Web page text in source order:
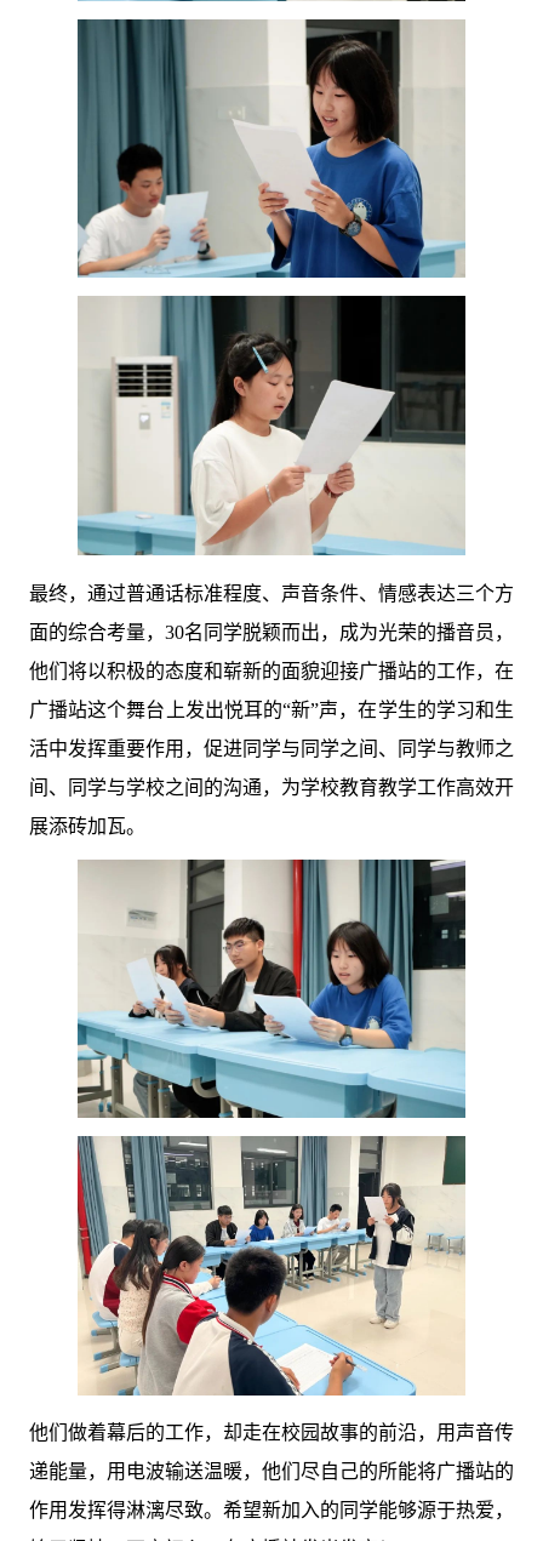
最终，通过普通话标准程度、声音条件、情感表达三个方
面的综合考量，30名同学脱颖而出，成为光荣的播音员，
他们将以积极的态度和崭新的面貌迎接广播站的工作，在
广播站这个舞台上发出悦耳的“新”声，在学生的学习和生
活中发挥重要作用，促进同学与同学之间、同学与教师之
间、同学与学校之间的沟通，为学校教育教学工作高效开
展添砖加瓦。
他们做着幕后的工作，却走在校园故事的前沿，用声音传
递能量，用电波输送温暖，他们尽自己的所能将广播站的
作用发挥得淋漓尽致。希望新加入的同学能够源于热爱，